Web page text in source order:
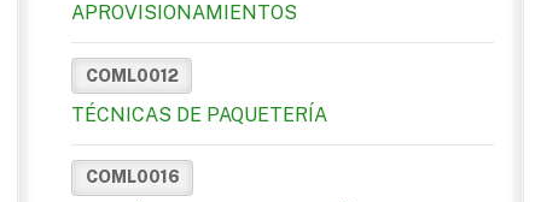
APROVISIONAMIENTOS
COML0012
TÉCNICAS DE PAQUETERÍA
COML0016